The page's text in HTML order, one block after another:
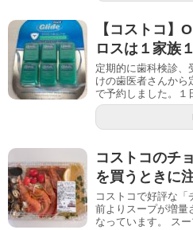
【コストコ】
ロスは１家族
定期的に歯科検診、
けの歯医者さんから
で予約しました。１
コストコのチ
を買うときに
コストコで好評な「
前よりスープが増量
なっています。 ス